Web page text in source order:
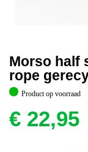
Morso half
rope
Product op voorraad
€ 22,95